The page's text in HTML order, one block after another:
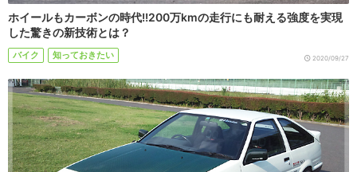
ホイールもカーボンの時代!!200万kmの走行にも耐える強度を実現
した驚きの新技術とは？
バイク 知っておきたい 2020/09/27